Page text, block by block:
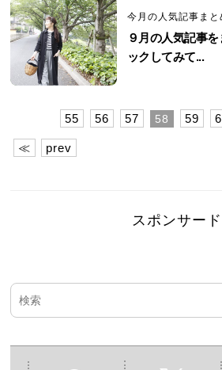
今月の人気記事まと
９月の人気記事
ックしてみて...
≪ prev
55 56 57 58 59
スポンサード